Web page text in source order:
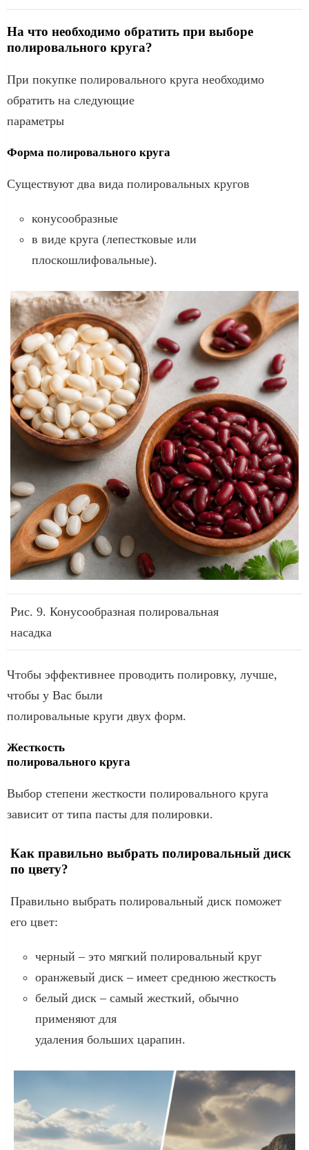
На что необходимо обратить при выборе
полировального круга?
При покупке полировального круга необходимо
обратить на следующие
параметры
Форма полировального круга
Существуют два вида полировальных кругов
конусообразные
в виде круга (лепестковые или
плоскошлифовальные).
Рис. 9. Конусообразная полировальная
насадка
Чтобы эффективнее проводить полировку, лучше,
чтобы у Вас были
полировальные круги двух форм.
Жесткость
полировального круга
Выбор степени жесткости полировального круга
зависит от типа пасты для полировки.
Как правильно выбрать полировальный диск
по цвету?
Правильно выбрать полировальный диск поможет
его цвет:
черный – это мягкий полировальный круг
оранжевый диск – имеет среднюю жесткость
белый диск – самый жесткий, обычно
применяют для
удаления больших царапин.